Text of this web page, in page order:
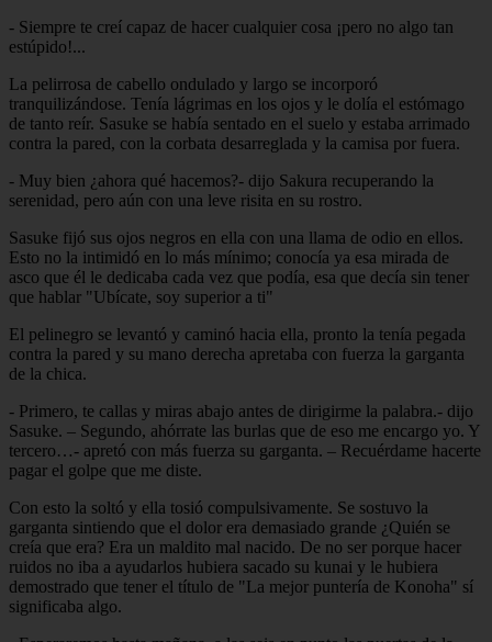
- Siempre te creí capaz de hacer cualquier cosa ¡pero no algo tan
estúpido!...
La pelirrosa de cabello ondulado y largo se incorporó
tranquilizándose. Tenía lágrimas en los ojos y le dolía el estómago
de tanto reír. Sasuke se había sentado en el suelo y estaba arrimado
contra la pared, con la corbata desarreglada y la camisa por fuera.
- Muy bien ¿ahora qué hacemos?- dijo Sakura recuperando la
serenidad, pero aún con una leve risita en su rostro.
Sasuke fijó sus ojos negros en ella con una llama de odio en ellos.
Esto no la intimidó en lo más mínimo; conocía ya esa mirada de
asco que él le dedicaba cada vez que podía, esa que decía sin tener
que hablar "Ubícate, soy superior a ti"
El pelinegro se levantó y caminó hacia ella, pronto la tenía pegada
contra la pared y su mano derecha apretaba con fuerza la garganta
de la chica.
- Primero, te callas y miras abajo antes de dirigirme la palabra.- dijo
Sasuke. – Segundo, ahórrate las burlas que de eso me encargo yo. Y
tercero…- apretó con más fuerza su garganta. – Recuérdame hacerte
pagar el golpe que me diste.
Con esto la soltó y ella tosió compulsivamente. Se sostuvo la
garganta sintiendo que el dolor era demasiado grande ¿Quién se
creía que era? Era un maldito mal nacido. De no ser porque hacer
ruidos no iba a ayudarlos hubiera sacado su kunai y le hubiera
demostrado que tener el título de "La mejor puntería de Konoha" sí
significaba algo.